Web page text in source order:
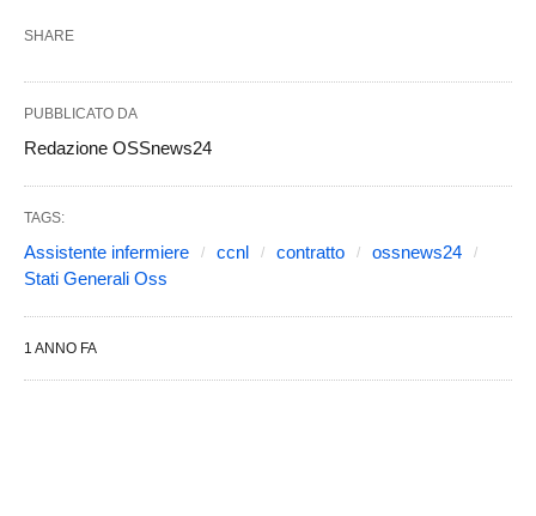
SHARE
PUBBLICATO DA
Redazione OSSnews24
TAGS:
Assistente infermiere ccnl contratto
ossnews24
Stati Generali Oss
1 ANNO FA